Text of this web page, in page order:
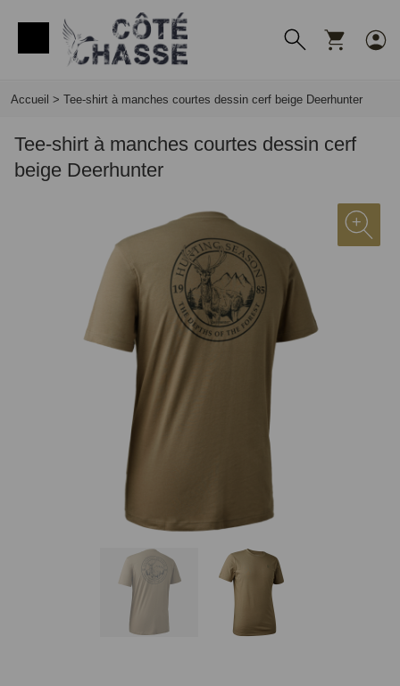
Accueil > Tee-shirt à manches courtes dessin cerf beige Deerhunter
Tee-shirt à manches courtes dessin cerf
beige Deerhunter